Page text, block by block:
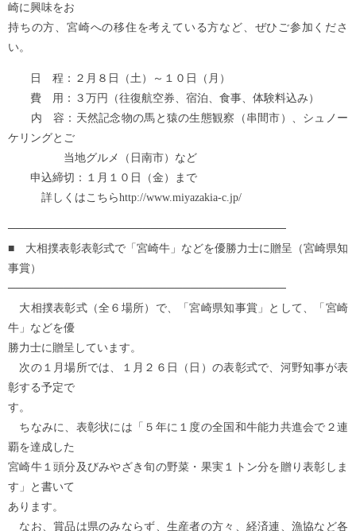
崎に興味をお
持ちの方、宮崎への移住を考えている方など、ぜひご参加くださ
い。
日 程：２月８日（土）～１０日（月）
費 用：３万円（往復航空券、宿泊、食事、体験料込み）
内 容：天然記念物の馬と猿の生態観察（串間市）、シュノー
ケリングとご
当地グルメ（日南市）など
申込締切：１月１０日（金）まで
詳しくはこちらhttp://www.miyazakia-c.jp/
───────────────────────────────────
■ 大相撲表彰表彰式で「宮崎牛」などを優勝力士に贈呈（宮崎県知
事賞）
───────────────────────────────────
大相撲表彰式（全６場所）で、「宮崎県知事賞」として、「宮崎
牛」などを優
勝力士に贈呈しています。
次の１月場所では、１月２６日（日）の表彰式で、河野知事が表
彰する予定で
す。
ちなみに、表彰状には「５年に１度の全国和牛能力共進会で２連
覇を達成した
宮崎牛１頭分及びみやざき旬の野菜・果実１トン分を贈り表彰しま
す」と書いて
あります。
なお、賞品は県のみならず、生産者の方々、経済連、漁協など各